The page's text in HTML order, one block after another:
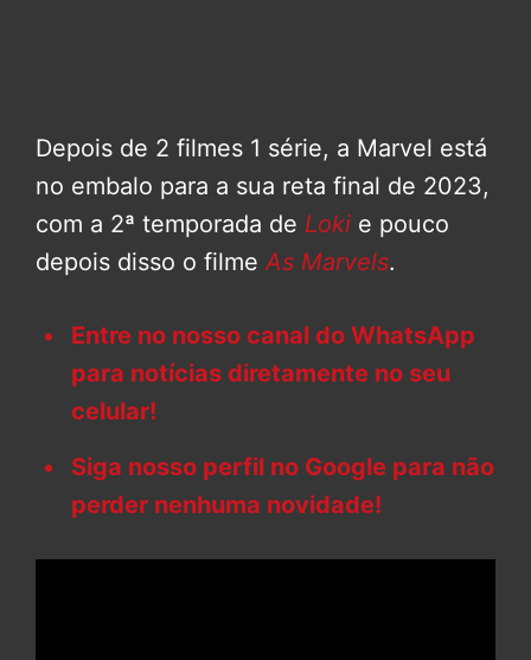
Depois de 2 filmes 1 série, a Marvel está
no embalo para a sua reta final de 2023,
com a 2ª temporada de Loki e pouco
depois disso o filme As Marvels.
Entre no nosso canal do WhatsApp
para notícias diretamente no seu
celular!
Siga nosso perfil no Google para não
perder nenhuma novidade!